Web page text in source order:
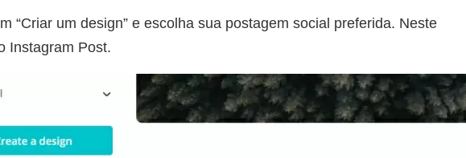
“Criar um design” e escolha sua postagem social preferida. Neste
Instagram Post.